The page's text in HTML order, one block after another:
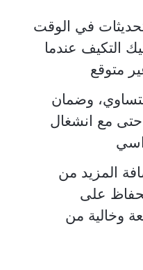
في الوقت
التكيف عندما
متوقع
وضمان
حتى مع انشغال
المزيد من
على
وخالية من